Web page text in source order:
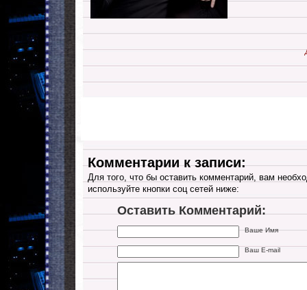
Комментарии к записи:
Для того, что бы оставить комментарий, вам
используйте кнопки соц сетей ниже:
Оставить Комментарий:
Ваше Имя
Ваш E-mail